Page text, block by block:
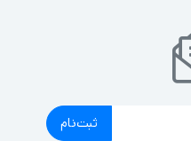
ثبت‌نام